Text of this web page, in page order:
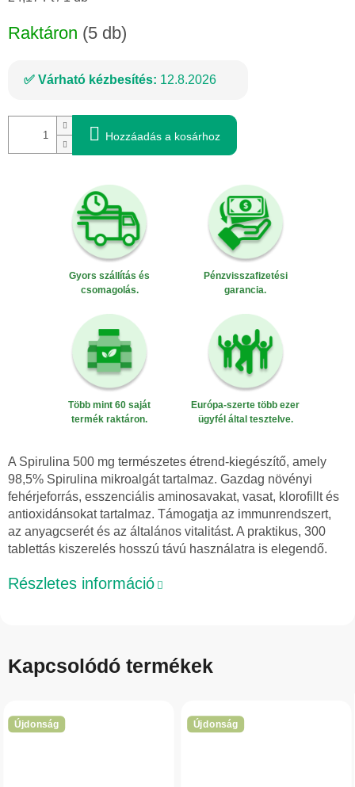
Raktáron (5 db)
Várható kézbesítés: 12.8.2026
Hozzáadás a kosárhoz
Gyors szállítás és
csomagolás.
Pénzvisszafizetési
garancia.
Több mint 60 saját
termék raktáron.
Európa-szerte több ezer
ügyfél által tesztelve.
A Spirulina 500 mg természetes étrend-kiegészítő, amely
98,5% Spirulina mikroalgát tartalmaz. Gazdag növényi
fehérjeforrás, esszenciális aminosavakat, vasat, klorofillt és
antioxidánsokat tartalmaz. Támogatja az immunrendszert,
az anyagcserét és az általános vitalitást. A praktikus, 300
tablettás kiszerelés hosszú távú használatra is elegendő.
Részletes információ
Kapcsolódó termékek
Újdonság Újdonság